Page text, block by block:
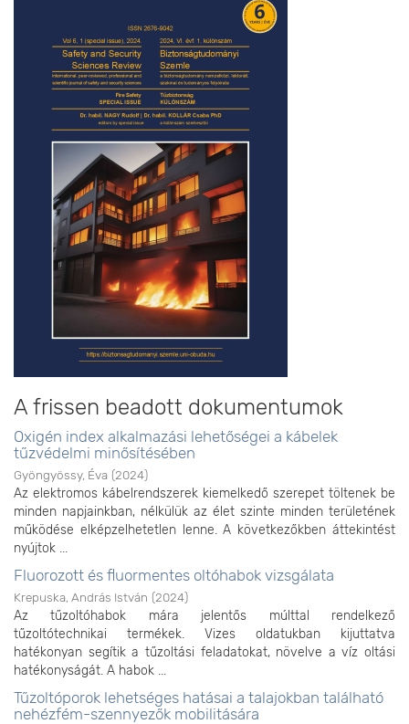
A frissen beadott dokumentumok
Oxigén index alkalmazási lehetőségei a kábelek
tűzvédelmi minősítésében
Gyöngyössy, Éva (2024)
Az elektromos kábelrendszerek kiemelkedő szerepet töltenek be
minden napjainkban, nélkülük az élet szinte minden területének
működése elképzelhetetlen lenne. A következőkben áttekintést
nyújtok ...
Fluorozott és fluormentes oltóhabok vizsgálata
Krepuska, András István (2024)
Az tűzoltóhabok mára jelentős múlttal rendelkező
tűzoltótechnikai termékek. Vizes oldatukban kijuttatva
hatékonyan segítik a tűzoltási feladatokat, növelve a víz oltási
hatékonyságát. A habok ...
Tűzoltóporok lehetséges hatásai a talajokban található
nehézfém-szennyezők mobilitására